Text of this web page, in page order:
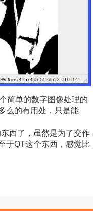
单的数字图像处理的
么的有用处，只是能
西了，虽然是为了交作
于QT这个东西，感觉比